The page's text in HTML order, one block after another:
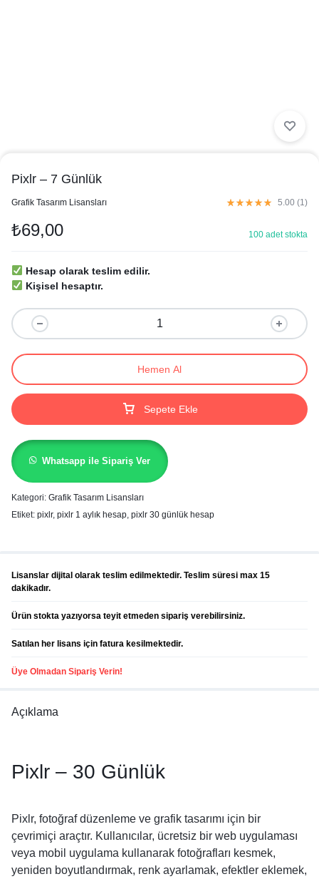
Pixlr – 7 Günlük
Grafik Tasarım Lisansları 5.00 (1)
₺69,00 100 adet stokta
Hesap olarak teslim edilir.
Kişisel hesaptır.
Sepete Ekle
Hemen Al
Whatsapp ile Sipariş Ver
Kategori: Grafik Tasarım Lisansları
Etiket: pixlr, pixlr 1 aylık hesap, pixlr 30 günlük hesap
Lisanslar dijital olarak teslim edilmektedir. Teslim süresi max 15
dakikadır.
Ürün stokta yazıyorsa teyit etmeden sipariş verebilirsiniz.
Satılan her lisans için fatura kesilmektedir.
Üye Olmadan Sipariş Verin!
Açıklama
Pixlr – 30 Günlük
Pixlr, fotoğraf düzenleme ve grafik tasarımı için bir
çevrimiçi araçtır. Kullanıcılar, ücretsiz bir web uygulaması
veya mobil uygulama kullanarak fotoğrafları kesmek,
yeniden boyutlandırmak, renk ayarlamak, efektler eklemek,